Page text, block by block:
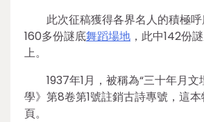
此次征稿獲得各界名人的積極
160多份謎底舞蹈場地 ，此中142份
上。
1937年1月，被稱為“三十年月
學》第8卷第1號註銷古詩專號，這
頁。